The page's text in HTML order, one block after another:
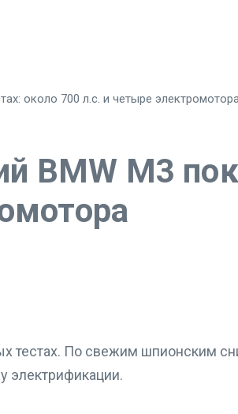
около 700 л.с. и четыре
BMW M3
тестах. По свежим шпионским
электрификации.